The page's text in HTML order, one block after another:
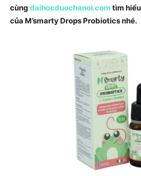
cùng daihocduochanoi.com tìm
của M’smarty Drops Probiotics nhé.